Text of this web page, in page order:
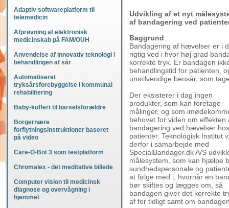
Adaptiv softwareplatform til
telemedicin
Afprøvning af elektronisk
medicinskab på FAM/OUH
Anvendelse af innovativ teknologi i
behandlingen af sår
Automatiseret
tryksårsforebyggelse i kommunal
rehabilitering
Baby-kuffert til barselsforældre
Borgernære
forflytningsinstruktioner baseret
på video
Care-O-Bot 3 som testplatform
Chromalex - det meditative billede
Computer vision til medicinsk
diagnose og overvågning i
hjemmet
Udvikling af et nyt
af bandagering ved
Baggrund
Bandagering af hævelser er i
rigtig ved i hvor høj grad
korrekte tryk. Er bandagen
behandlingstid for patienten,
unødvendige bensår, som
Der eksisterer i dag ingen
produkter, som kan foretage
målinger, og som
behovet for viden om effekten
bandagering ved hævelser hos
patienter. Teknologisk Institut
derfor i samarbejde med
SpecialBandager.dk A/S
målesystem, som kan hjælpe
sundhedspersonale og
at følge med i, hvornår en
bør skiftes og lægges om, så
bandagen giver det korrekte
af for tidligt samt om